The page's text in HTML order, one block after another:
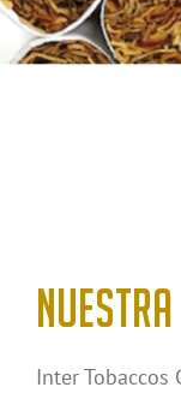
NUESTRA
Inter Tobaccos